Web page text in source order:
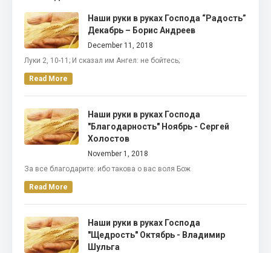
Наши руки в руках Господа “Радость”
Декабрь – Борис Андреев
December 11, 2018
Луки 2, 10-11; И сказал им Ангел: не бойтесь;
Read More
Наши руки в руках Господа
"Благодарность" Ноябрь - Сергей
Холостов
November 1, 2018
За все благодарите: ибо такова о вас воля Бож
Read More
Наши руки в руках Господа
"Щедрость" Октябрь - Владимир
Шульга